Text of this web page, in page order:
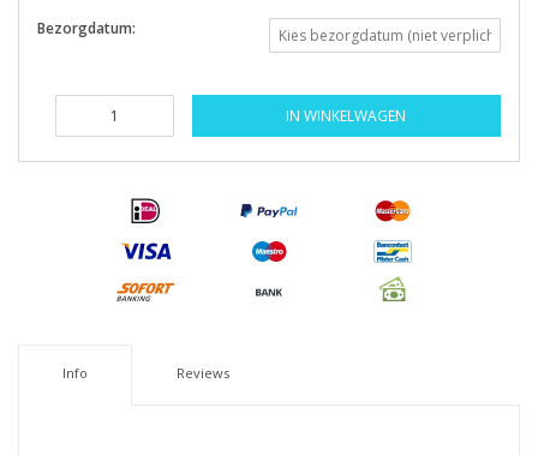
Bezorgdatum:
IN WINKELWAGEN
Info Reviews